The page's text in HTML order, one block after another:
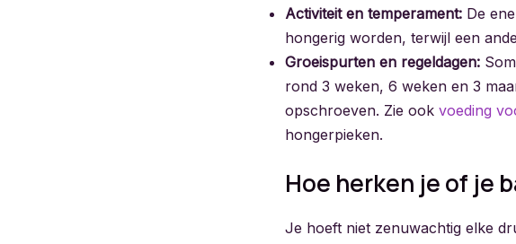
Activiteit en temperament: De
hongerig worden, terwijl een
Groeispurten en regeldagen:
rond 3 weken, 6 weken en 3
opschroeven. Zie ook voeding
hongerpieken.
Hoe herken je of je
Je hoeft niet zenuwachtig elke